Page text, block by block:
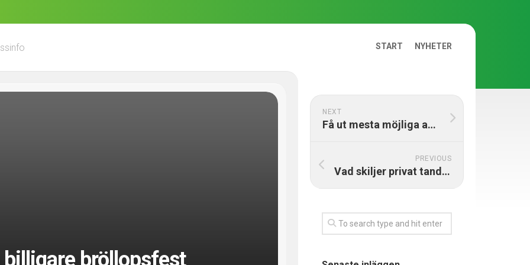
START NYHETER
bröllopsfest
NEXT
Få ut mesta möjliga av dina tavelramar
PREVIOUS
Vad skiljer privat tandvård mot vård hos folktandvården?